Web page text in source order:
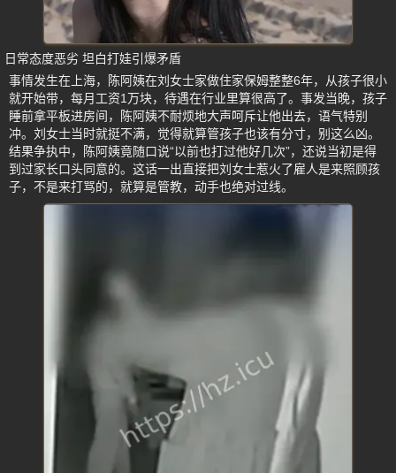
日常态度恶劣 坦白打娃引爆矛盾
事情发生在上海，陈阿姨在刘女士家做住家保姆整整6年，从孩子很小
就开始带，每月工资1万块，待遇在行业里算很高了。事发当晚，孩子
睡前拿平板进房间，陈阿姨不耐烦地大声呵斥让他出去，语气特别
冲。刘女士当时就挺不满，觉得就算管孩子也该有分寸，别这么凶。
结果争执中，陈阿姨竟随口说“以前也打过他好几次”，还说当初是得
到过家长口头同意的。这话一出直接把刘女士惹火了雇人是来照顾孩
子，不是来打骂的，就算是管教，动手也绝对过线。